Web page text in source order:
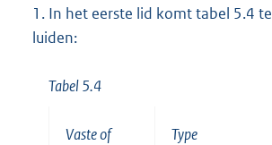
1. In het eerste lid komt tabel 5.4 te
luiden:
Tabel 5.4
Vaste of
Type